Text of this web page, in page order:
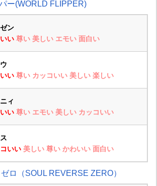
ー(WORLD FLIPPER)
ン
い 尊い 美しい エモい 面白い
い 尊い カッコいい 美しい 楽しい
ィ
い 尊い エモい 美しい カッコいい
いい 美しい 尊い かわいい 面白い
ロ（SOUL REVERSE ZERO）